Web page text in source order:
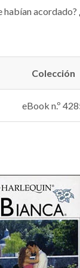
habían
Colección
eBook n.º